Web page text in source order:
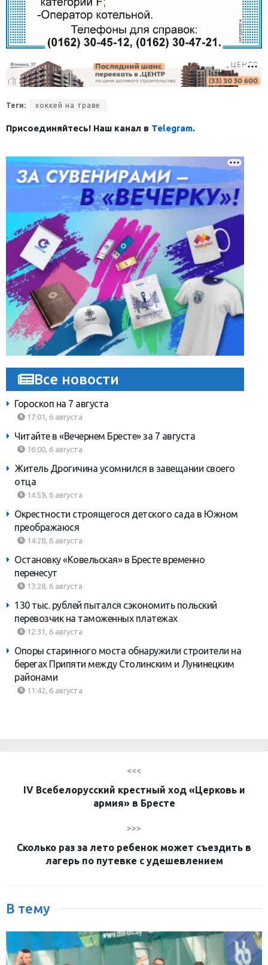
Теги: хоккей на траве
Присоединяйтесь! Наш канал в Telegram.
Все новости
Гороскоп на 7 августа
17:01, 6 августа
Читайте в «Вечернем Бресте» за 7 августа
16:00, 6 августа
Житель Дрогичина усомнился в завещании своего
отца
14:59, 6 августа
Окрестности строящегося детского сада в Южном
преображаюся
14:28, 6 августа
Остановку «Ковельская» в Бресте временно
перенесут
13:28, 6 августа
130 тыс. рублей пытался сэкономить польский
перевозчик на таможенных платежах
12:31, 6 августа
Опоры старинного моста обнаружили строители на
берегах Припяти между Столинским и Лунинецким
районами
11:42, 6 августа
<<<
IV Всебелорусский крестный ход «Церковь и
армия» в Бресте
>>>
Сколько раз за лето ребенок может съездить в
лагерь по путевке с удешевлением
В тему